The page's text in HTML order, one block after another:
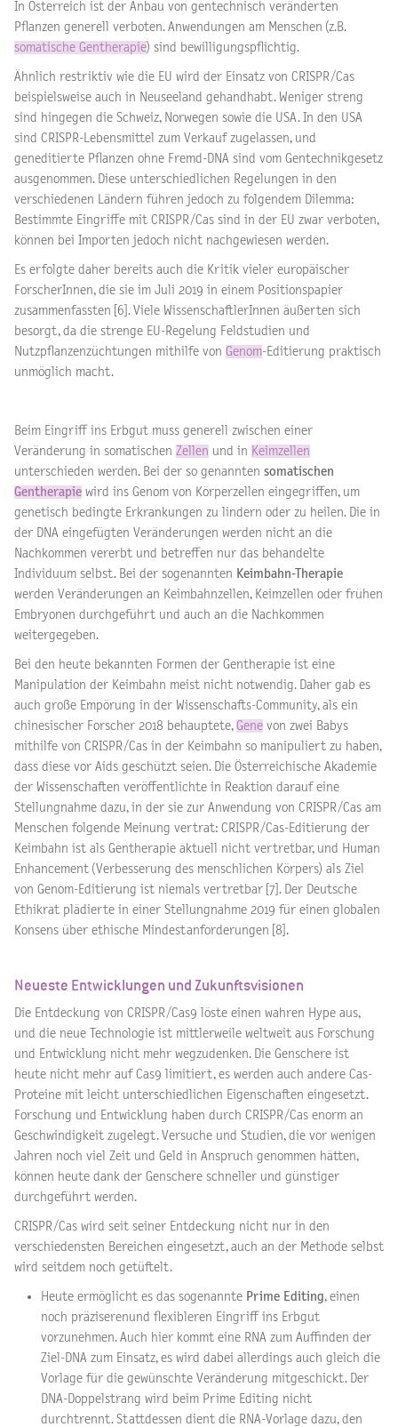
In Österreich ist der Anbau von gentechnisch veränderten
Pflanzen generell verboten. Anwendungen am Menschen (z.B.
somatische Gentherapie) sind bewilligungspflichtig.
Ähnlich restriktiv wie die EU wird der Einsatz von CRISPR/Cas
beispielsweise auch in Neuseeland gehandhabt. Weniger streng
sind hingegen die Schweiz, Norwegen sowie die USA. In den USA
sind CRISPR-Lebensmittel zum Verkauf zugelassen, und
geneditierte Pflanzen ohne Fremd-DNA sind vom Gentechnikgesetz
ausgenommen. Diese unterschiedlichen Regelungen in den
verschiedenen Ländern führen jedoch zu folgendem Dilemma:
Bestimmte Eingriffe mit CRISPR/Cas sind in der EU zwar verboten,
können bei Importen jedoch nicht nachgewiesen werden.
Es erfolgte daher bereits auch die Kritik vieler europäischer
ForscherInnen, die sie im Juli 2019 in einem Positionspapier
zusammenfassten [6]. Viele WissenschaftlerInnen äußerten sich
besorgt, da die strenge EU-Regelung Feldstudien und
Nutzpflanzenzüchtungen mithilfe von Genom-Editierung praktisch
unmöglich macht.
Beim Eingriff ins Erbgut muss generell zwischen einer
Veränderung in somatischen Zellen und in Keimzellen
unterschieden werden. Bei der so genannten somatischen
Gentherapie wird ins Genom von Körperzellen eingegriffen, um
genetisch bedingte Erkrankungen zu lindern oder zu heilen. Die in
der DNA eingefügten Veränderungen werden nicht an die
Nachkommen vererbt und betreffen nur das behandelte
Individuum selbst. Bei der sogenannten Keimbahn-Therapie
werden Veränderungen an Keimbahnzellen, Keimzellen oder frühen
Embryonen durchgeführt und auch an die Nachkommen
weitergegeben.
Bei den heute bekannten Formen der Gentherapie ist eine
Manipulation der Keimbahn meist nicht notwendig. Daher gab es
auch große Empörung in der Wissenschafts-Community, als ein
chinesischer Forscher 2018 behauptete, Gene von zwei Babys
mithilfe von CRISPR/Cas in der Keimbahn so manipuliert zu haben,
dass diese vor Aids geschützt seien. Die Österreichische Akademie
der Wissenschaften veröffentlichte in Reaktion darauf eine
Stellungnahme dazu, in der sie zur Anwendung von CRISPR/Cas am
Menschen folgende Meinung vertrat: CRISPR/Cas-Editierung der
Keimbahn ist als Gentherapie aktuell nicht vertretbar, und Human
Enhancement (Verbesserung des menschlichen Körpers) als Ziel
von Genom-Editierung ist niemals vertretbar [7]. Der Deutsche
Ethikrat plädierte in einer Stellungnahme 2019 für einen globalen
Konsens über ethische Mindestanforderungen [8].
Neueste Entwicklungen und Zukunftsvisionen
Die Entdeckung von CRISPR/Cas9 löste einen wahren Hype aus,
und die neue Technologie ist mittlerweile weltweit aus Forschung
und Entwicklung nicht mehr wegzudenken. Die Genschere ist
heute nicht mehr auf Cas9 limitiert, es werden auch andere Cas-
Proteine mit leicht unterschiedlichen Eigenschaften eingesetzt.
Forschung und Entwicklung haben durch CRISPR/Cas enorm an
Geschwindigkeit zugelegt. Versuche und Studien, die vor wenigen
Jahren noch viel Zeit und Geld in Anspruch genommen hätten,
können heute dank der Genschere schneller und günstiger
durchgeführt werden.
CRISPR/Cas wird seit seiner Entdeckung nicht nur in den
verschiedensten Bereichen eingesetzt, auch an der Methode selbst
wird seitdem noch getüftelt.
Heute ermöglicht es das sogenannte Prime Editing, einen
noch präziserenund flexibleren Eingriff ins Erbgut
vorzunehmen. Auch hier kommt eine RNA zum Auffinden der
Ziel-DNA zum Einsatz, es wird dabei allerdings auch gleich die
Vorlage für die gewünschte Veränderung mitgeschickt. Der
DNA-Doppelstrang wird beim Prime Editing nicht
durchtrennt. Stattdessen dient die RNA-Vorlage dazu, den